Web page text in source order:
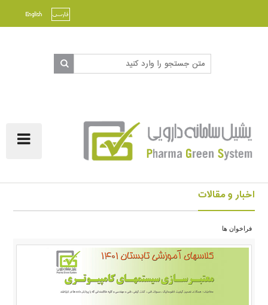
اخبار و مقالات
فراخوان ها